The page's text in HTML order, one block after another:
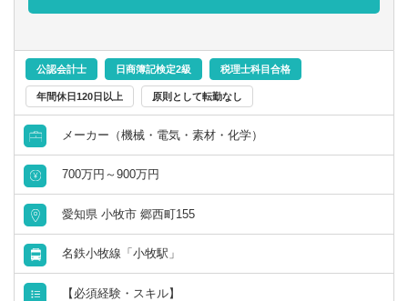
公認会計士 日商簿記検定2級 税理士科目合格
年間休日120日以上 原則として転勤なし
メーカー（機械・電気・素材・化学）
700万円～900万円
愛知県 小牧市 郷西町155
名鉄小牧線「小牧駅」
【必須経験・スキル】